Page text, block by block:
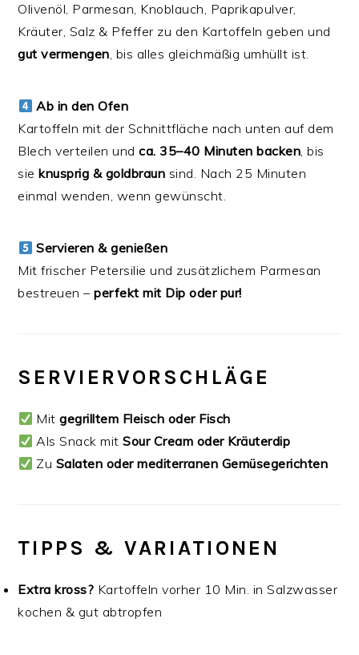
Olivenöl, Parmesan, Knoblauch, Paprikapulver,
Kräuter, Salz & Pfeffer zu den Kartoffeln geben und
gut vermengen, bis alles gleichmäßig umhüllt ist.
Ab in den Ofen
Kartoffeln mit der Schnittfläche nach unten auf dem
Blech verteilen undca. 35–40 Minuten backen, bis
sieknusprig & goldbraun sind. Nach 25 Minuten
einmal wenden, wenn gewünscht.
Servieren & genießen
Mit frischer Petersilie und zusätzlichem Parmesan
bestreuen –perfekt mit Dip oder pur!
SERVIERVORSCHLÄGE
Mitgegrilltem Fleisch oder Fisch
Als Snack mitSour Cream oder Kräuterdip
Zu Salaten oder mediterranen Gemüsegerichten
TIPPS & VARIATIONEN
Extra kross? Kartoffeln vorher 10 Min. in Salzwasser
kochen & gut abtropfen